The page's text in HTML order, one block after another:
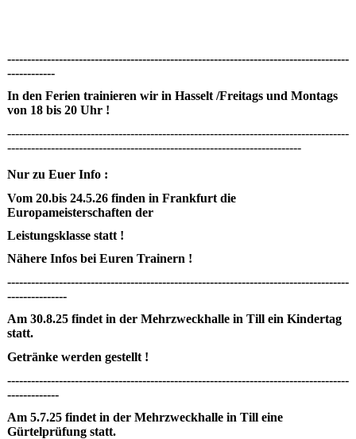
--------------------------------------------------------------------------------------
------------
In den Ferien trainieren wir in Hasselt /Freitags und Montags
von 18 bis 20 Uhr !
--------------------------------------------------------------------------------------
--------------------------------------------------------------------------
Nur zu Euer Info :
Vom 20.bis 24.5.26 finden in Frankfurt die
Europameisterschaften der
Leistungsklasse statt !
Nähere Infos bei Euren Trainern !
--------------------------------------------------------------------------------------
---------------
Am 30.8.25 findet in der Mehrzweckhalle in Till ein Kindertag
statt.
Getränke werden gestellt !
--------------------------------------------------------------------------------------
-------------
Am 5.7.25 findet in der Mehrzweckhalle in Till eine
Gürtelprüfung statt.